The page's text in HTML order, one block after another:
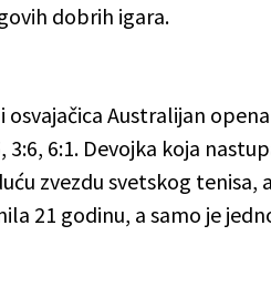
dobrih igara.
osvajačica Australijan
6:1. Devojka koja
zvezdu svetskog
21 godinu, a samo je